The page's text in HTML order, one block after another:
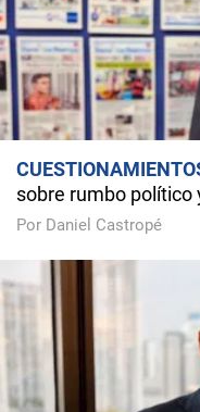
sobre rumbo político
Por Daniel Castropé